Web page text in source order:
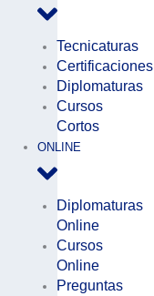
Tecnicaturas
Certificaciones
Diplomaturas
Cursos
Cortos
ONLINE
Diplomaturas
Online
Cursos
Online
Preguntas